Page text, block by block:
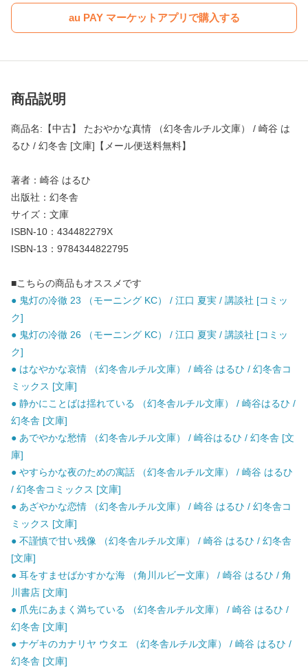
au PAY マーケットアプリで購入する
商品説明
商品名:【中古】 たおやかな真情 （幻冬舎ルチル文庫） / 崎谷 は
るひ / 幻冬舎 [文庫]【メール便送料無料】
著者：崎谷 はるひ
出版社：幻冬舎
サイズ：文庫
ISBN-10：434482279X
ISBN-13：9784344822795
■こちらの商品もオススメです
● 鬼灯の冷徹 23 （モーニング KC） / 江口 夏実 / 講談社 [コミッ
ク]
● 鬼灯の冷徹 26 （モーニング KC） / 江口 夏実 / 講談社 [コミッ
ク]
● はなやかな哀情 （幻冬舎ルチル文庫） / 崎谷 はるひ / 幻冬舎コ
ミックス [文庫]
● 静かにことばは揺れている （幻冬舎ルチル文庫） / 崎谷はるひ /
幻冬舎 [文庫]
● あでやかな愁情 （幻冬舎ルチル文庫） / 崎谷はるひ / 幻冬舎 [文
庫]
● やすらかな夜のための寓話 （幻冬舎ルチル文庫） / 崎谷 はるひ
/ 幻冬舎コミックス [文庫]
● あざやかな恋情 （幻冬舎ルチル文庫） / 崎谷 はるひ / 幻冬舎コ
ミックス [文庫]
● 不謹慎で甘い残像 （幻冬舎ルチル文庫） / 崎谷 はるひ / 幻冬舎
[文庫]
● 耳をすませばかすかな海 （角川ルビー文庫） / 崎谷 はるひ / 角
川書店 [文庫]
● 爪先にあまく満ちている （幻冬舎ルチル文庫） / 崎谷 はるひ /
幻冬舎 [文庫]
● ナゲキのカナリヤ ウタエ （幻冬舎ルチル文庫） / 崎谷 はるひ /
幻冬舎 [文庫]